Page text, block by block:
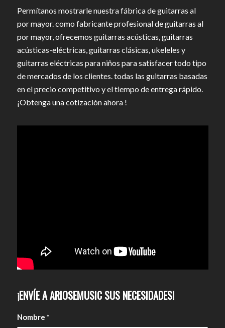
Permítanos mostrarle nuestra fábrica de guitarras al
por mayor. como fabricante profesional de guitarras al
por mayor, ofrecemos guitarras acústicas, guitarras
acústicas-eléctricas, guitarras clásicas, ukeleles y
guitarras eléctricas para niños para satisfacer todo tipo
de mercados de los clientes. todas las guitarras basadas
en el precio competitivo y el tiempo de entrega rápido.
¡Obtenga una cotización ahora !
¡ENVÍE A ARIOSEMUSIC SUS NECESIDADES!
Nombre *